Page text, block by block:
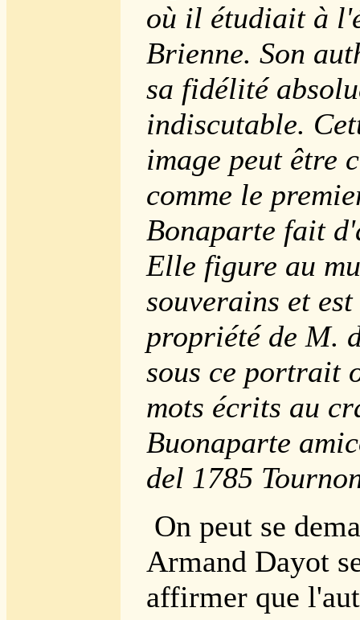
où il étudiait à
Brienne. Son
sa fidélité
indiscutable.
image peut être
comme le
Bonaparte fait
Elle figure au
souverains et
propriété de M.
sous ce portrait
mots écrits au
Buonaparte
del 1785
On peut se
Armand Dayot
affirmer que